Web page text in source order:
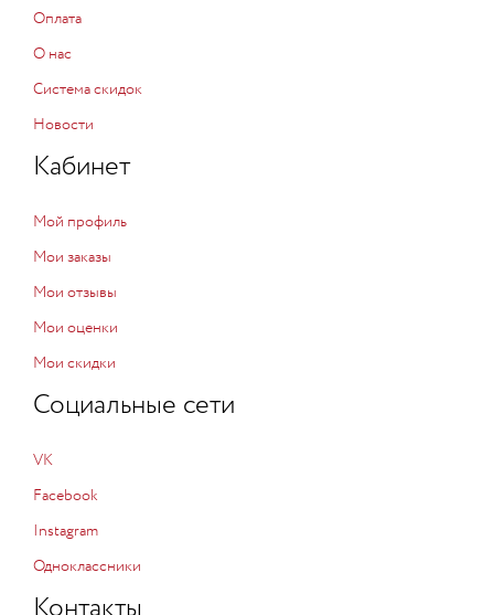
Оплата
О нас
Система скидок
Новости
Кабинет
Мой профиль
Мои заказы
Мои отзывы
Мои оценки
Мои скидки
Социальные сети
VK
Facebook
Instagram
Одноклассники